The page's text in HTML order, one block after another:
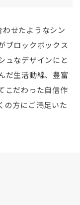
せたようなシン
ブロックボックス
ュなデザインにと
だ生活動線、豊富
こだわった自信作
の方にご満足いた